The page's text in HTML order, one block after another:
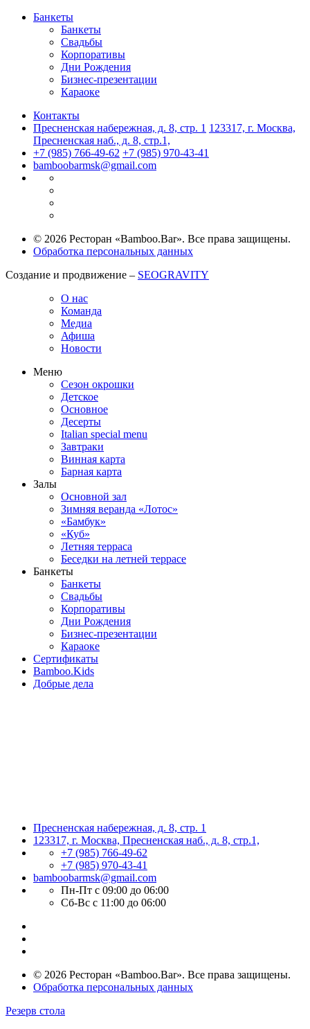
Банкеты
Банкеты
Свадьбы
Корпоративы
Дни Рождения
Бизнес-презентации
Караоке
Контакты
Пресненская набережная, д. 8, стр. 1 123317, г. Москва,
Пресненская наб., д. 8, стр.1,
+7 (985) 766-49-62 +7 (985) 970-43-41
bamboobarmsk@gmail.com
© 2026 Ресторан «Bamboo.Bar». Все права защищены.
Обработка персональных данных
Создание и продвижение – SEOGRAVITY
О нас
Команда
Медиа
Афиша
Новости
Меню
Сезон окрошки
Детское
Основное
Десерты
Italian special menu
Завтраки
Винная карта
Барная карта
Залы
Основной зал
Зимняя веранда «Лотос»
«Бамбук»
«Куб»
Летняя терраса
Беседки на летней террасе
Банкеты
Банкеты
Свадьбы
Корпоративы
Дни Рождения
Бизнес-презентации
Караоке
Сертификаты
Bamboo.Kids
Добрые дела
Пресненская набережная, д. 8, стр. 1
123317, г. Москва, Пресненская наб., д. 8, стр.1,
+7 (985) 766-49-62
+7 (985) 970-43-41
bamboobarmsk@gmail.com
Пн-Пт с 09:00 до 06:00
Сб-Вс с 11:00 до 06:00
© 2026 Ресторан «Bamboo.Bar». Все права защищены.
Обработка персональных данных
Резерв стола